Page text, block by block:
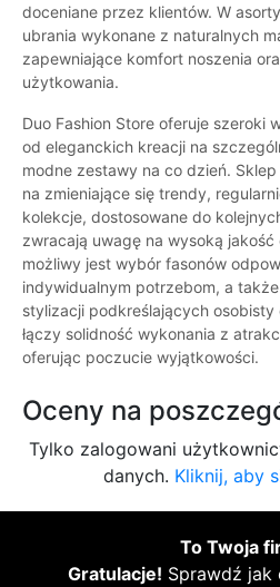
doceniane przez klientów. W
ubrania wykonane z naturalnych
zapewniające komfort noszenia
użytkowania.
Duo Fashion Store oferuje szeroki
od eleganckich kreacji na
modne zestawy na co dzień.
na zmieniające się trendy,
kolekcje, dostosowane do
zwracają uwagę na wysoką jakość
możliwy jest wybór fasonów
indywidualnym potrzebom, a
stylizacji podkreślających osobisty
łączy solidność wykonania z
oferując poczucie wyjątkowości.
Oceny na
Tylko zalogowani
danych. Kliknij, aby
To Twoja
Gratulacje! Sprawdź jak